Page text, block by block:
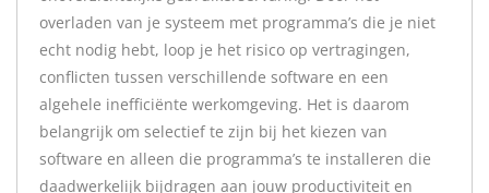
overladen van je systeem met programma’s die je niet
echt nodig hebt, loop je het risico op vertragingen,
conflicten tussen verschillende software en een
algehele inefficiënte werkomgeving. Het is daarom
belangrijk om selectief te zijn bij het kiezen van
software en alleen die programma’s te installeren die
daadwerkelijk bijdragen aan jouw productiviteit en